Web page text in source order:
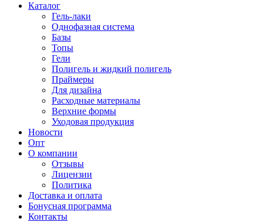
Каталог
Гель-лаки
Однофазная система
Базы
Топы
Гели
Полигель и жидкий полигель
Праймеры
Для дизайна
Расходные материалы
Верхние формы
Уходовая продукция
Новости
Опт
О компании
Отзывы
Лицензии
Политика
Доставка и оплата
Бонусная программа
Контакты